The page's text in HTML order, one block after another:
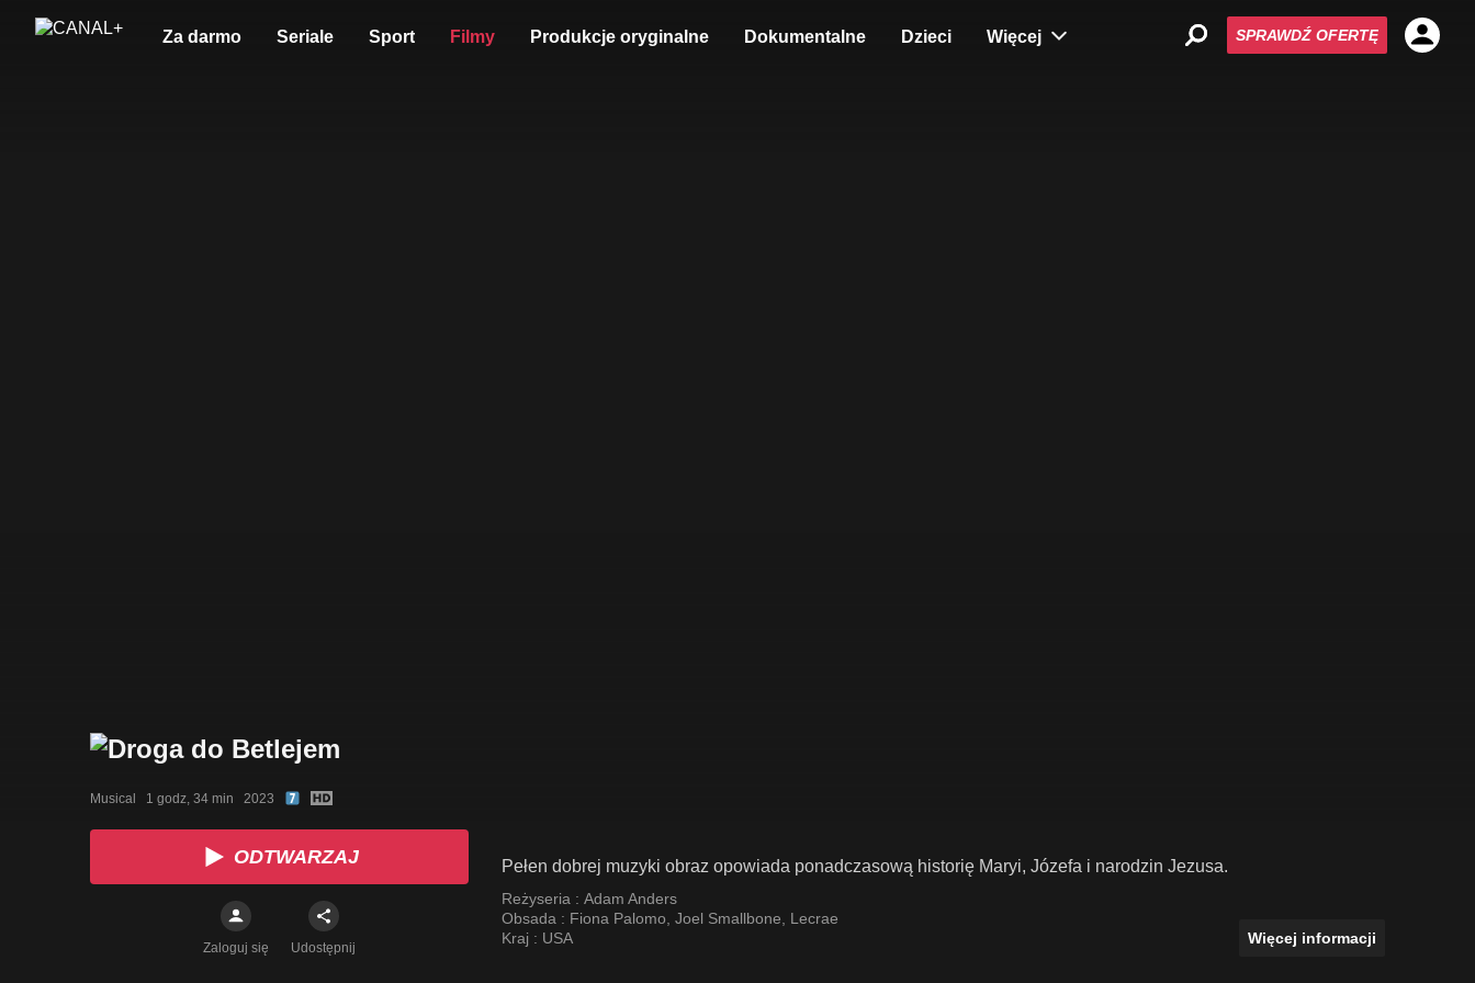
Za darmo Seriale Sport Filmy Produkcje oryginalne Dokumentalne Dzieci Więcej SPRAWDŹ OFERTĘ
Musical   1 godz, 34 min   2023
ODTWARZAJ
Zaloguj się Udostępnij
Pełen dobrej muzyki obraz opowiada ponadczasową historię Maryi, Józefa i narodzin Jezusa.
Reżyseria : Adam Anders
Obsada : Fiona Palomo Joel Smallbone
Lecrae
Kraj : USA Więcej informacji